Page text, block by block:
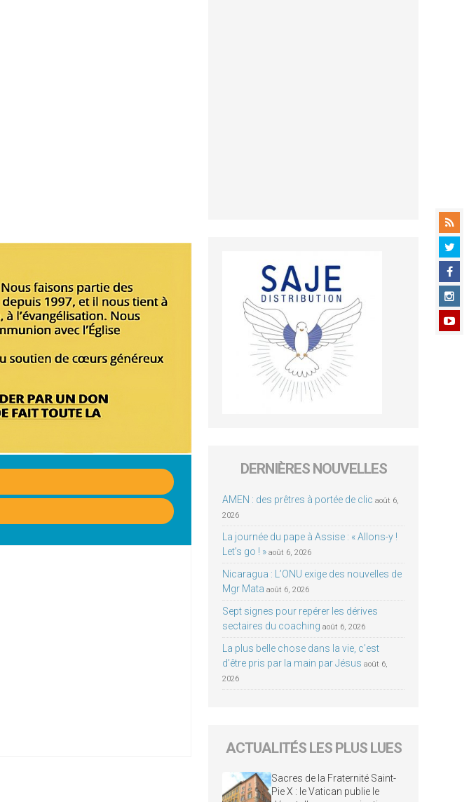
DERNIÈRES NOUVELLES
AMEN : des prêtres à portée de clic août 6,
2026
La journée du pape à Assise : « Allons-y !
Let’s go ! » août 6, 2026
Nicaragua : L’ONU exige des nouvelles de
Mgr Mata août 6, 2026
Sept signes pour repérer les dérives
sectaires du coaching août 6, 2026
La plus belle chose dans la vie, c’est
d’être pris par la main par Jésus août 6,
2026
ACTUALITÉS LES PLUS LUES
Sacres de la Fraternité Saint-
Pie X : le Vatican publie le